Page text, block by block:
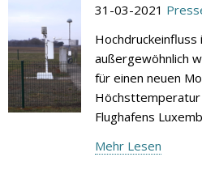
31-03-2021
außergewöhnlich
für einen neuen
Flughafens
Mehr Lesen